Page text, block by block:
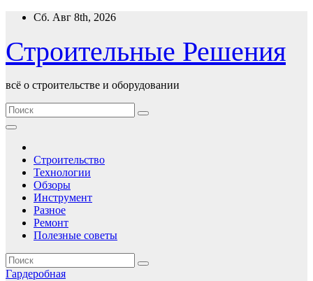
Перейти
содержимому
Сб. Авг 8th, 2026
Строительные Решения
всё о строительстве и оборудовании
Строительство
Технологии
Обзоры
Инструмент
Разное
Ремонт
Полезные советы
Гардеробная